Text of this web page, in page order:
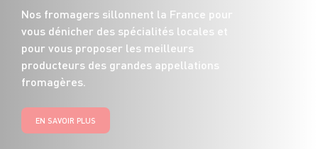
Nos fromagers sillonnent la France pour
vous dénicher des spécialités locales et
pour vous proposer les meilleurs
producteurs des grandes appellations
fromagères.
EN SAVOIR PLUS